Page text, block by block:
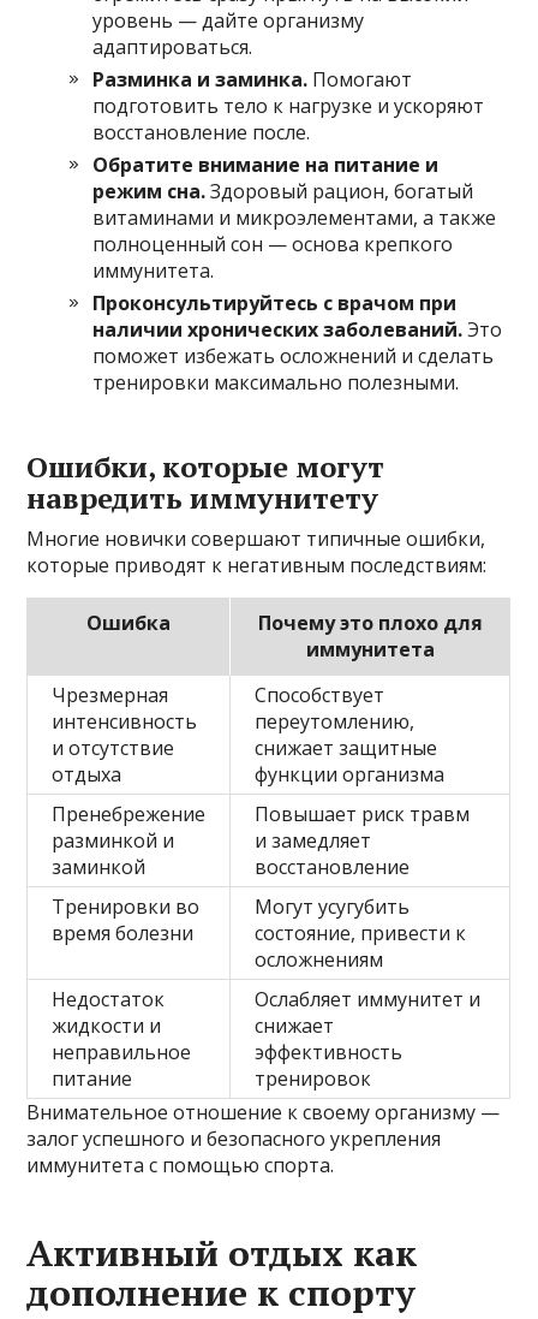
уровень — дайте организму
адаптироваться.
Разминка и заминка. Помогают
подготовить тело к нагрузке и ускоряют
восстановление после.
Обратите внимание на питание и
режим сна.Здоровый рацион, богатый
витаминами и микроэлементами, а также
полноценный сон — основа крепкого
иммунитета.
Проконсультируйтесь с врачом при
наличии хронических заболеваний.Это
поможет избежать осложнений и сделать
тренировки максимально полезными.
Ошибки, которые могут
навредить иммунитету
Многие новички совершают типичные ошибки,
которые приводят к негативным последствиям:
Ошибка
Почему это плохо для
иммунитета
Чрезмерная
интенсивность
и отсутствие
отдыха
Способствует
переутомлению,
снижает защитные
функции организма
Пренебрежение
разминкой и
заминкой
Повышает риск травм
и замедляет
восстановление
Тренировки во
время болезни
Могут усугубить
состояние, привести к
осложнениям
Недостаток
жидкости и
неправильное
питание
Ослабляет иммунитет и
снижает
эффективность
тренировок
Внимательное отношение к своему организму —
залог успешного и безопасного укрепления
иммунитета с помощью спорта.
Активный отдых как
дополнение к спорту